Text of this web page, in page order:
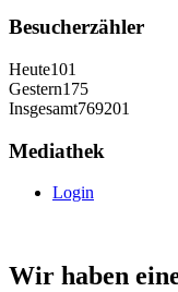
Besucherzähler
Heute101
Gestern175
Insgesamt769201
Mediathek
Login
Wir haben